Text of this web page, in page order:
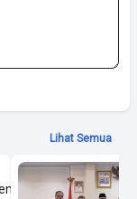
Lihat Semua